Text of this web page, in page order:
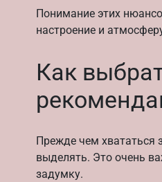
Понимание этих
настроение и
Как
Прежде чем хвататься
выделять. Это очень
задумку.